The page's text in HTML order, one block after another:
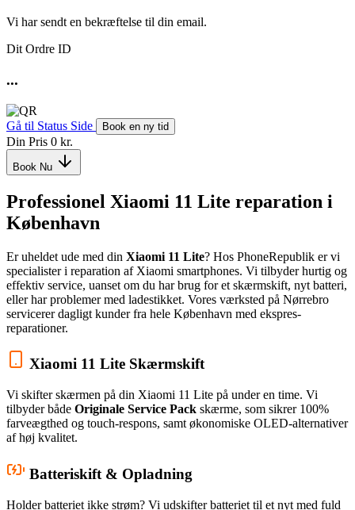
Vi har sendt en bekræftelse til din email.
Dit Ordre ID
...
Gå til Status Side Book en ny tid
Din Pris 0 kr.
Book Nu
Professionel Xiaomi 11 Lite reparation i
København
Er uheldet ude med din Xiaomi 11 Lite? Hos PhoneRepublik er vi
specialister i reparation af Xiaomi smartphones. Vi tilbyder hurtig og
effektiv service, uanset om du har brug for et skærmskift, nyt batteri,
eller har problemer med ladestikket. Vores værksted på Nørrebro
servicerer dagligt kunder fra hele København med ekspres-
reparationer.
Xiaomi 11 Lite Skærmskift
Vi skifter skærmen på din Xiaomi 11 Lite på under en time. Vi
tilbyder både Originale Service Pack skærme, som sikrer 100%
farveægthed og touch-respons, samt økonomiske OLED-alternativer
af høj kvalitet.
Batteriskift & Opladning
Holder batteriet ikke strøm? Vi udskifter batteriet til et nyt med fuld